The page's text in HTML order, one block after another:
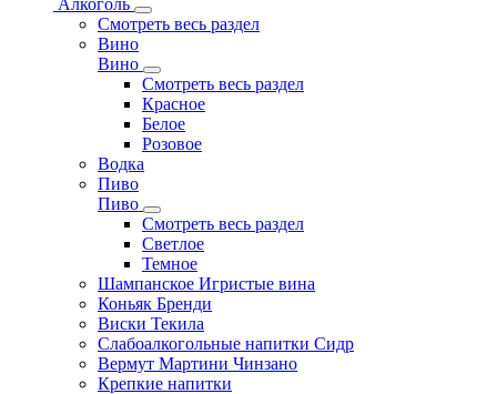
Алкоголь
Смотреть весь раздел
Вино
Вино
Смотреть весь раздел
Красное
Белое
Розовое
Водка
Пиво
Пиво
Смотреть весь раздел
Cветлое
Темное
Шампанское Игристые вина
Коньяк Бренди
Виски Текила
Слабоалкогольные напитки Сидр
Вермут Мартини Чинзано
Крепкие напитки